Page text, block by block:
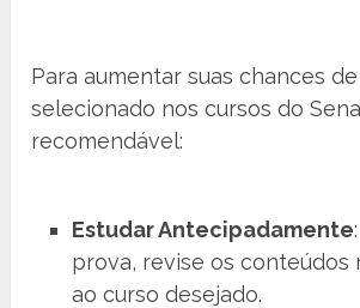
Para aumentar suas chances
selecionado nos cursos do
recomendável:
Estudar Antecipadamente
prova, revise os conteúdos
ao curso desejado.